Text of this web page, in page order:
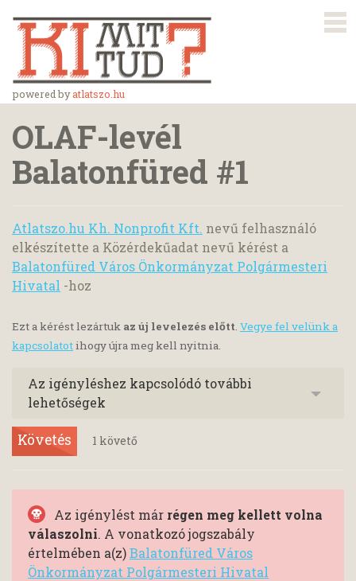
powered byatlatszo.hu
OLAF-levél
Balatonfüred #1
Atlatszo.hu Kh. Nonprofit Kft. nevű felhasználó
elkészítette a Közérdekűadat nevű kérést a
Balatonfüred Város Önkormányzat Polgármesteri
Hivatal -hoz
Ezt a kérést lezártuk az új levelezés előtt. Vegye fel velünk a
kapcsolatotihogy újra meg kell nyitnia.
Az igényléshez kapcsolódó további
lehetőségek
Követés 1 követő
Az igénylést már régen meg kellett volna
válaszolni. A vonatkozó jogszabály
értelmében a(z)Balatonfüred Város
Önkormányzat Polgármesteri Hivatal